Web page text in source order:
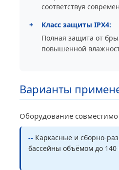
соответствуя
+
Класс защиты IPX4:
Полная защита от
повышенной
Варианты
Оборудование
-- Каркасные и сборно-
бассейны объёмом до 140